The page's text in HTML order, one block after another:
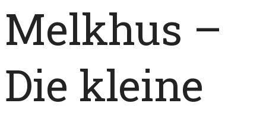
Melkhus –
Die kleine